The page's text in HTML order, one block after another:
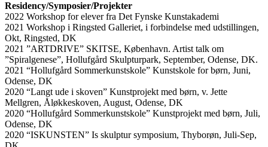
Residency/Symposier/Projekter
2022 Workshop for elever fra Det Fynske Kunstakademi
2021 Workshop i Ringsted Galleriet, i forbindelse med udstillingen,
Okt, Ringsted, DK
2021 ”ARTDRIVE” SKITSE, København. Artist talk om
”Spiralgenese”, Hollufgård Skulpturpark, September, Odense, DK.
2021 “Hollufgård Sommerkunstskole” Kunstskole for børn, Juni,
Odense, DK
2020 “Langt ude i skoven” Kunstprojekt med børn, v. Jette
Mellgren, Åløkkeskoven, August, Odense, DK
2020 “Hollufgård Sommerkunstskole” Kunstprojekt med børn, Juli,
Odense, DK
2020 “ISKUNSTEN” Is skulptur symposium, Thyborøn, Juli-Sep,